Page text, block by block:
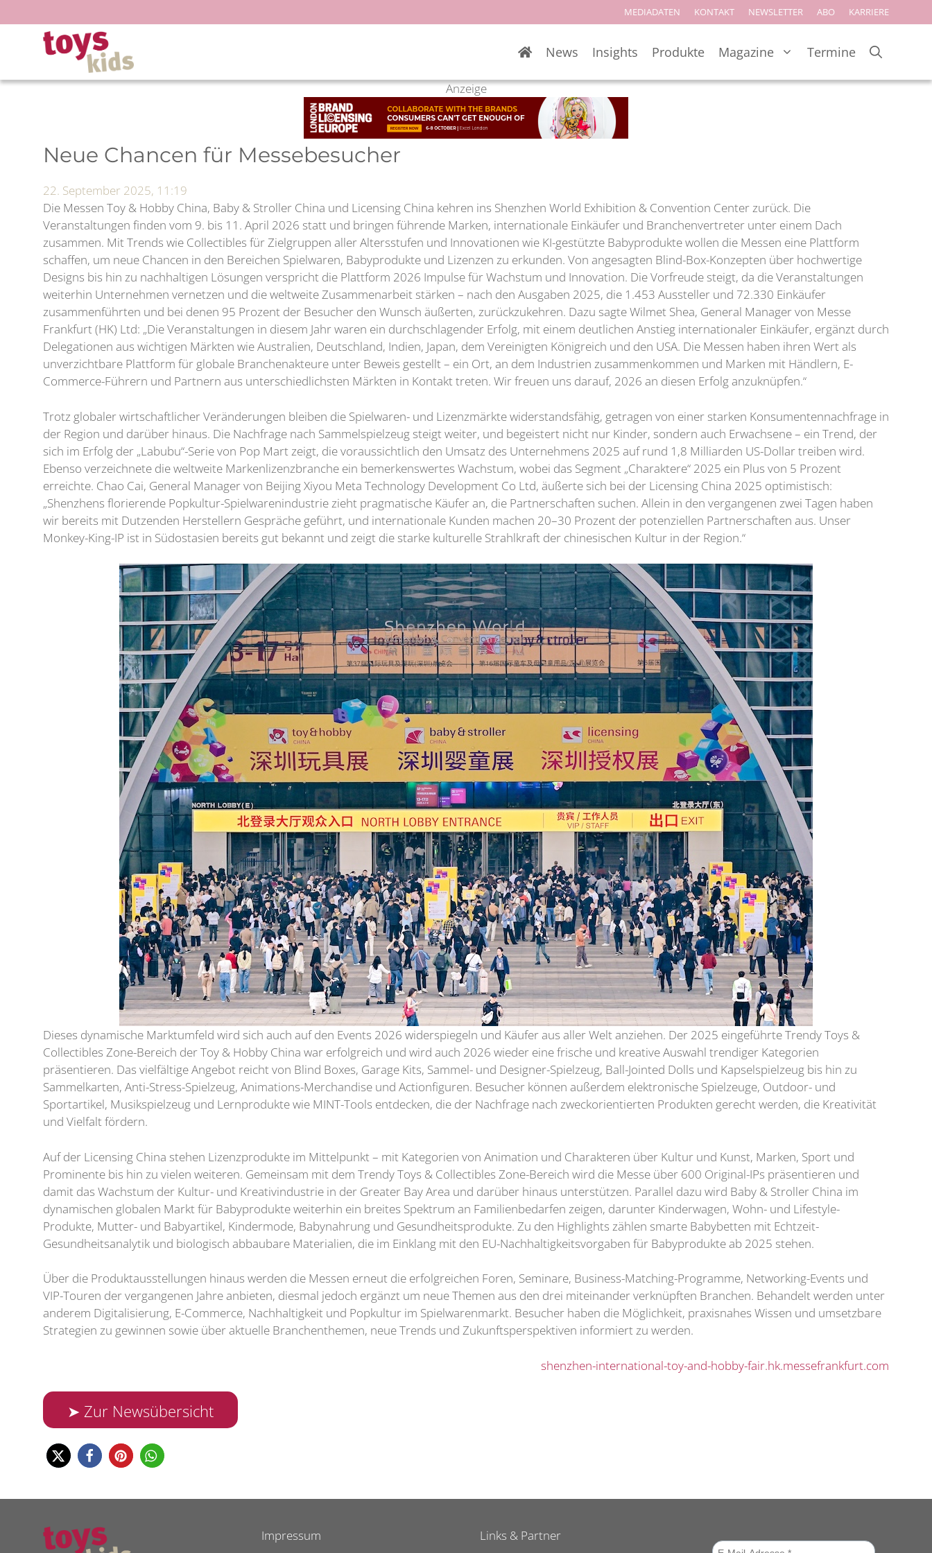
Inhalt
springen
MEDIADATEN KONTAKT NEWSLETTER ABO KARRIERE
News Insights Produkte Magazine Termine
Anzeige
Neue Chancen für Messebesucher
22. September 2025, 11:19
Die Messen Toy & Hobby China, Baby & Stroller China und Licensing China kehren ins Shenzhen World Exhibition & Convention Center zurück. Die
Veranstaltungen finden vom 9. bis 11. April 2026 statt und bringen führende Marken, internationale Einkäufer und Branchenvertreter unter einem Dach
zusammen. Mit Trends wie Collectibles für Zielgruppen aller Altersstufen und Innovationen wie KI-gestützte Babyprodukte wollen die Messen eine Plattform
schaffen, um neue Chancen in den Bereichen Spielwaren, Babyprodukte und Lizenzen zu erkunden. Von angesagten Blind-Box-Konzepten über hochwertige
Designs bis hin zu nachhaltigen Lösungen verspricht die Plattform 2026 Impulse für Wachstum und Innovation. Die Vorfreude steigt, da die Veranstaltungen
weiterhin Unternehmen vernetzen und die weltweite Zusammenarbeit stärken – nach den Ausgaben 2025, die 1.453 Aussteller und 72.330 Einkäufer
zusammenführten und bei denen 95 Prozent der Besucher den Wunsch äußerten, zurückzukehren. Dazu sagte Wilmet Shea, General Manager von Messe
Frankfurt (HK) Ltd: „Die Veranstaltungen in diesem Jahr waren ein durchschlagender Erfolg, mit einem deutlichen Anstieg internationaler Einkäufer, ergänzt durch
Delegationen aus wichtigen Märkten wie Australien, Deutschland, Indien, Japan, dem Vereinigten Königreich und den USA. Die Messen haben ihren Wert als
unverzichtbare Plattform für globale Branchenakteure unter Beweis gestellt – ein Ort, an dem Industrien zusammenkommen und Marken mit Händlern, E-
Commerce-Führern und Partnern aus unterschiedlichsten Märkten in Kontakt treten. Wir freuen uns darauf, 2026 an diesen Erfolg anzuknüpfen.“
Trotz globaler wirtschaftlicher Veränderungen bleiben die Spielwaren- und Lizenzmärkte widerstandsfähig, getragen von einer starken Konsumentennachfrage in
der Region und darüber hinaus. Die Nachfrage nach Sammelspielzeug steigt weiter, und begeistert nicht nur Kinder, sondern auch Erwachsene – ein Trend, der
sich im Erfolg der „Labubu“-Serie von Pop Mart zeigt, die voraussichtlich den Umsatz des Unternehmens 2025 auf rund 1,8 Milliarden US-Dollar treiben wird.
Ebenso verzeichnete die weltweite Markenlizenzbranche ein bemerkenswertes Wachstum, wobei das Segment „Charaktere“ 2025 ein Plus von 5 Prozent
erreichte. Chao Cai, General Manager von Beijing Xiyou Meta Technology Development Co Ltd, äußerte sich bei der Licensing China 2025 optimistisch:
„Shenzhens florierende Popkultur-Spielwarenindustrie zieht pragmatische Käufer an, die Partnerschaften suchen. Allein in den vergangenen zwei Tagen haben
wir bereits mit Dutzenden Herstellern Gespräche geführt, und internationale Kunden machen 20–30 Prozent der potenziellen Partnerschaften aus. Unser
Monkey-King-IP ist in Südostasien bereits gut bekannt und zeigt die starke kulturelle Strahlkraft der chinesischen Kultur in der Region.“
Dieses dynamische Marktumfeld wird sich auch auf den Events 2026 widerspiegeln und Käufer aus aller Welt anziehen. Der 2025 eingeführte Trendy Toys &
Collectibles Zone-Bereich der Toy & Hobby China war erfolgreich und wird auch 2026 wieder eine frische und kreative Auswahl trendiger Kategorien
präsentieren. Das vielfältige Angebot reicht von Blind Boxes, Garage Kits, Sammel- und Designer-Spielzeug, Ball-Jointed Dolls und Kapselspielzeug bis hin zu
Sammelkarten, Anti-Stress-Spielzeug, Animations-Merchandise und Actionfiguren. Besucher können außerdem elektronische Spielzeuge, Outdoor- und
Sportartikel, Musikspielzeug und Lernprodukte wie MINT-Tools entdecken, die der Nachfrage nach zweckorientierten Produkten gerecht werden, die Kreativität
und Vielfalt fördern.
Auf der Licensing China stehen Lizenzprodukte im Mittelpunkt – mit Kategorien von Animation und Charakteren über Kultur und Kunst, Marken, Sport und
Prominente bis hin zu vielen weiteren. Gemeinsam mit dem Trendy Toys & Collectibles Zone-Bereich wird die Messe über 600 Original-IPs präsentieren und
damit das Wachstum der Kultur- und Kreativindustrie in der Greater Bay Area und darüber hinaus unterstützen. Parallel dazu wird Baby & Stroller China im
dynamischen globalen Markt für Babyprodukte weiterhin ein breites Spektrum an Familienbedarfen zeigen, darunter Kinderwagen, Wohn- und Lifestyle-
Produkte, Mutter- und Babyartikel, Kindermode, Babynahrung und Gesundheitsprodukte. Zu den Highlights zählen smarte Babybetten mit Echtzeit-
Gesundheitsanalytik und biologisch abbaubare Materialien, die im Einklang mit den EU-Nachhaltigkeitsvorgaben für Babyprodukte ab 2025 stehen.
Über die Produktausstellungen hinaus werden die Messen erneut die erfolgreichen Foren, Seminare, Business-Matching-Programme, Networking-Events und
VIP-Touren der vergangenen Jahre anbieten, diesmal jedoch ergänzt um neue Themen aus den drei miteinander verknüpften Branchen. Behandelt werden unter
anderem Digitalisierung, E-Commerce, Nachhaltigkeit und Popkultur im Spielwarenmarkt. Besucher haben die Möglichkeit, praxisnahes Wissen und umsetzbare
Strategien zu gewinnen sowie über aktuelle Branchenthemen, neue Trends und Zukunftsperspektiven informiert zu werden.
shenzhen-international-toy-and-hobby-fair.hk.messefrankfurt.com
➤ Zur Newsübersicht
Impressum
Links & Partner